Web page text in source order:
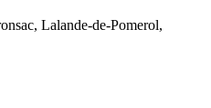
Lalande-de-Pomerol,